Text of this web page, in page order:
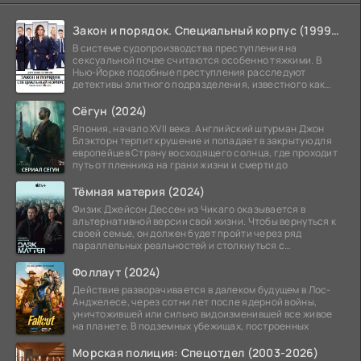
Закон и порядок. Специальный корпус (1999-2026)
В системе судопроизводства преступления на
сексуальной почве считаются особенно тяжкими. В
Нью-Йорке подобные преступления расследуют
детективы элитного подразделения, известного как
Сёгун (2024)
Япония, начало XVII века. Английский штурман Джон
Блэкторн терпит крушение и попадает в закрытую для
европейцев Страну восходящего солнца, где проходит
путь от пленника на грани жизни и смерти до
Тёмная материя (2024)
Физик Джейсон Дессен из Чикаго оказывается в
альтернативной версии свой жизни. Чтобы вернуться к
своей семье, он должен будет пройти через ряд
параллельных реальностей и столкнуться с
Фоллаут (2024)
Действие разворачивается в далеком будущем в Лос-
Анджелесе, через сотни лет после ядерной войны,
уничтожившей или сильно видоизменившей все живое
на планете. В подземных убежищах, построенных
Морская полиция: Спецотдел (2003-2026)